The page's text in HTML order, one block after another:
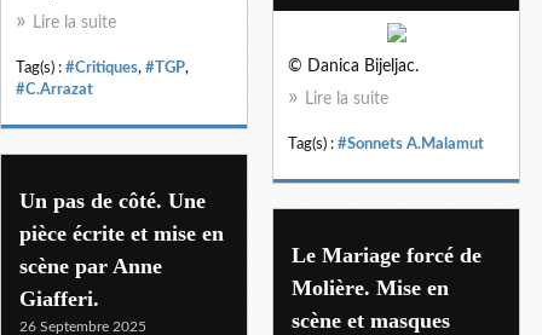
Lire la suite
Tag(s) : #Critiques, #TGP,
#C.Arrazat
© Danica Bijeljac.
Lire la suite
Tag(s) : #Sonnets A.Malamut
Un pas de côté. Une
pièce écrite et mise en
scène par Anne
Giafferi.
26 Septembre 2025
Le Mariage forcé de
Molière. Mise en
scène et masques